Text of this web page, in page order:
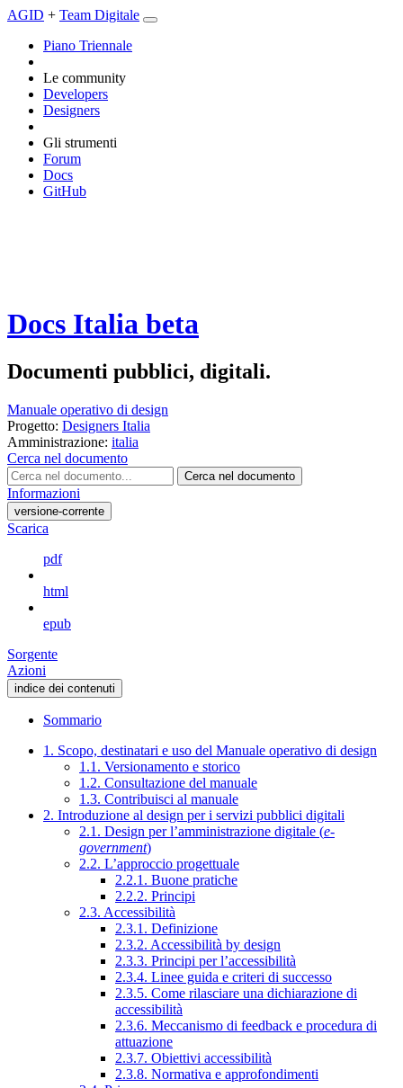
AGID + Team Digitale
Piano Triennale
Le community
Developers
Designers
Gli strumenti
Forum
Docs
GitHub
Docs Italia beta
Documenti pubblici, digitali.
Manuale operativo di design
Progetto: Designers Italia
Amministrazione: italia
Cerca nel documento
Cerca nel documento
Informazioni
versione-corrente
Scarica
pdf
html
epub
Sorgente
Azioni
indice dei contenuti
Sommario
1. Scopo, destinatari e uso del Manuale operativo di design
1.1. Versionamento e storico
1.2. Consultazione del manuale
1.3. Contribuisci al manuale
2. Introduzione al design per i servizi pubblici digitali
2.1. Design per l’amministrazione digitale (e-
government)
2.2. L’approccio progettuale
2.2.1. Buone pratiche
2.2.2. Principi
2.3. Accessibilità
2.3.1. Definizione
2.3.2. Accessibilità by design
2.3.3. Principi per l’accessibilità
2.3.4. Linee guida e criteri di successo
2.3.5. Come rilasciare una dichiarazione di
accessibilità
2.3.6. Meccanismo di feedback e procedura di
attuazione
2.3.7. Obiettivi accessibilità
2.3.8. Normativa e approfondimenti